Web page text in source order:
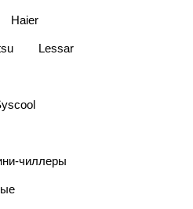
Haier
Lessar
чиллеры